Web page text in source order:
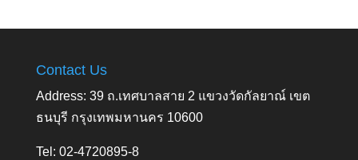
Contact Us
Address: 39 ถ.เทศบาลสาย 2 แขวงวัดกัลยาณ์ เขต
ธนบุรี กรุงเทพมหานคร 10600
Tel: 02-4720895-8